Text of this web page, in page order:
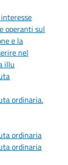
operanti sul
e la
nel
illu
ordinaria.
ordinaria
ordinaria